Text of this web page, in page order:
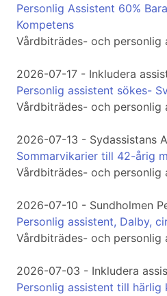
Personlig Assistent 60%
Kompetens
Vårdbiträdes- och personlig
2026-07-17 - Inkludera
Personlig assistent sökes-
Vårdbiträdes- och personlig
2026-07-13 - Sydassistans
Sommarvikarier till 42-årig
Vårdbiträdes- och personlig
2026-07-10 - Sundholmen
Personlig assistent, Dalby,
Vårdbiträdes- och personlig
2026-07-03 - Inkludera
Personlig assistent till härlig